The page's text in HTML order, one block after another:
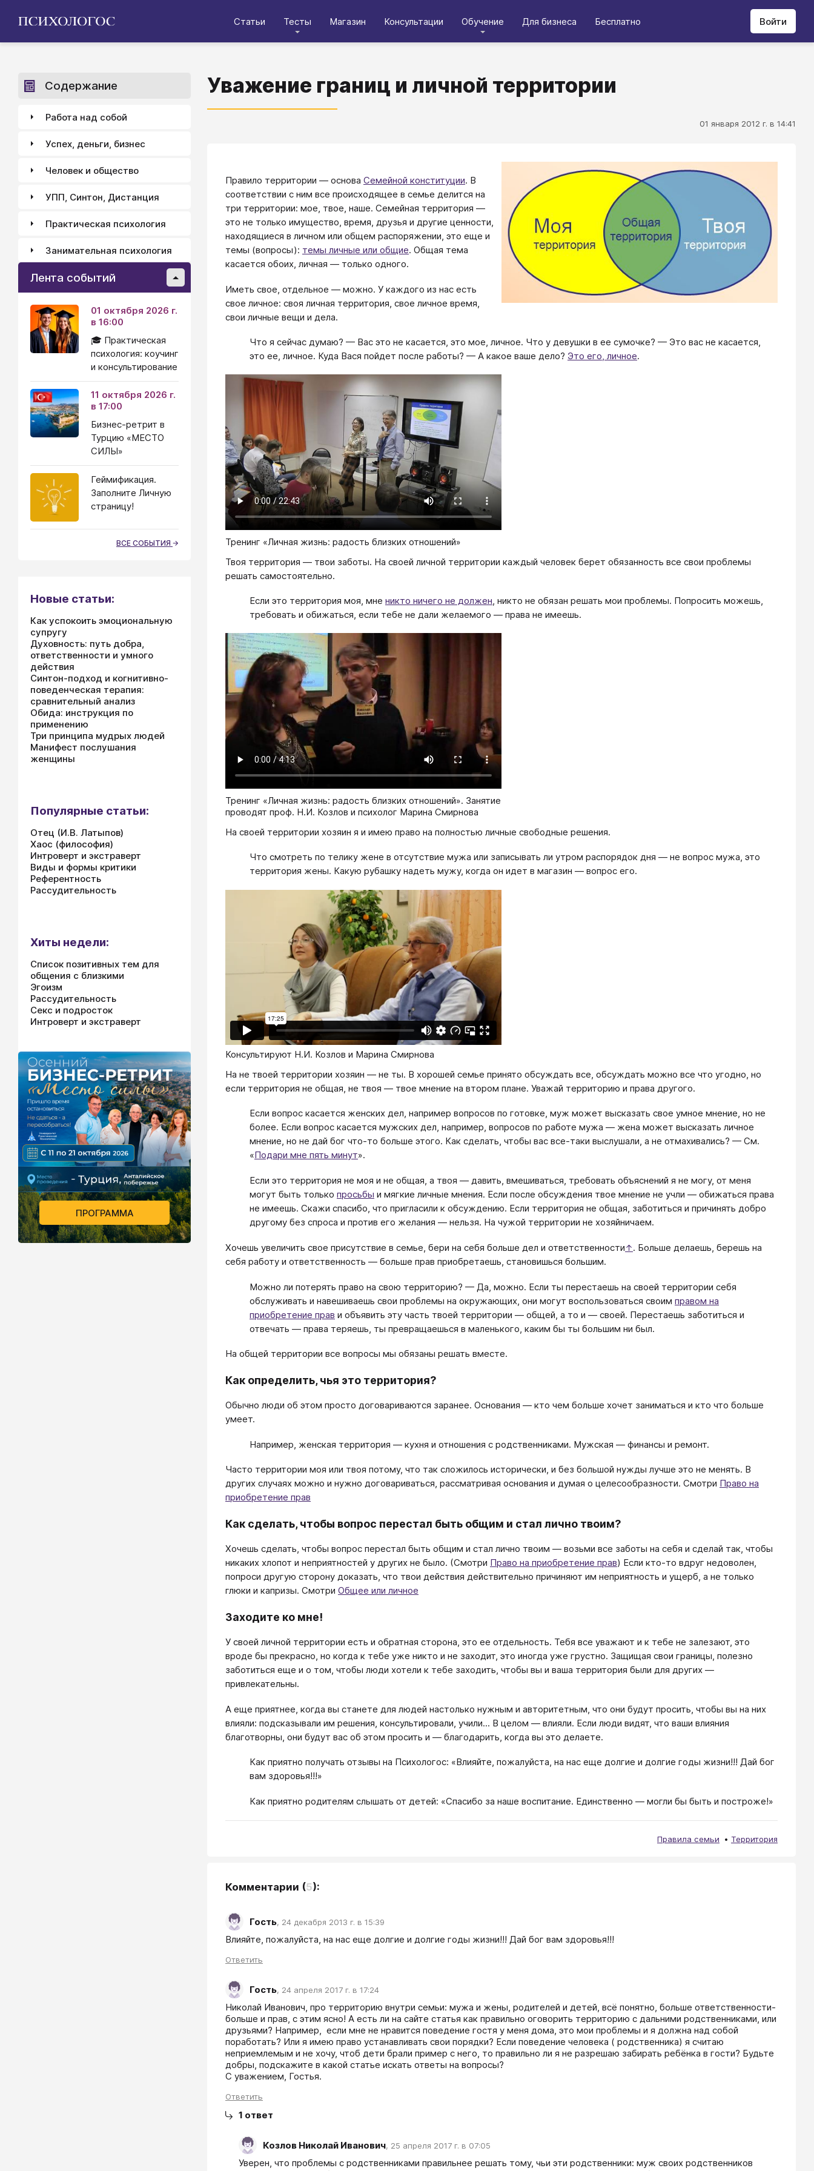
Статьи Тесты Магазин Консультации Обучение Для бизнеса Бесплатно Войти
Уважение границ и личной территории
01 января 2012 г. в 14:41
Правило территории — основа Семейной конституции. В
соответствии с ним все происходящее в семье делится на
три территории: мое, твое, наше. Семейная территория —
это не только имущество, время, друзья и другие ценности,
находящиеся в личном или общем распоряжении, это еще и
темы (вопросы): темы личные или общие. Общая тема
касается обоих, личная — только одного.
Иметь свое, отдельное — можно. У каждого из нас есть
свое личное: своя личная территория, свое личное время,
свои личные вещи и дела.
Что я сейчас думаю? — Вас это не касается, это мое, личное. Что у девушки в ее сумочке? — Это вас не касается,
это ее, личное. Куда Вася пойдет после работы? — А какое ваше дело? Это его, личное.
Тренинг «Личная жизнь: радость близких отношений»
Твоя территория — твои заботы. На своей личной территории каждый человек берет обязанность все свои проблемы
решать самостоятельно.
Если это территория моя, мне никто ничего не должен, никто не обязан решать мои проблемы. Попросить можешь,
требовать и обижаться, если тебе не дали желаемого — права не имеешь.
Тренинг «Личная жизнь: радость близких отношений». Занятие
проводят проф. Н.И. Козлов и психолог Марина Смирнова
На своей территории хозяин я и имею право на полностью личные свободные решения.
Что смотреть по телику жене в отсутствие мужа или записывать ли утром распорядок дня — не вопрос мужа, это
территория жены. Какую рубашку надеть мужу, когда он идет в магазин — вопрос его.
Консультируют Н.И. Козлов и Марина Смирнова
На не твоей территории хозяин — не ты. В хорошей семье принято обсуждать все, обсуждать можно все что угодно, но
если территория не общая, не твоя — твое мнение на втором плане. Уважай территорию и права другого.
Если вопрос касается женских дел, например вопросов по готовке, муж может высказать свое умное мнение, но не
более. Если вопрос касается мужских дел, например, вопросов по работе мужа — жена может высказать личное
мнение, но не дай бог что-то больше этого. Как сделать, чтобы вас все-таки выслушали, а не отмахивались? — См.
«Подари мне пять минут».
Если это территория не моя и не общая, а твоя — давить, вмешиваться, требовать объяснений я не могу, от меня
могут быть только просьбы и мягкие личные мнения. Если после обсуждения твое мнение не учли — обижаться права
не имеешь. Скажи спасибо, что пригласили к обсуждению. Если территория не общая, заботиться и причинять добро
другому без спроса и против его желания — нельзя. На чужой территории не хозяйничаем.
Хочешь увеличить свое присутствие в семье, бери на себя больше дел и ответственности↑. Больше делаешь, берешь на
себя работу и ответственность — больше прав приобретаешь, становишься большим.
Можно ли потерять право на свою территорию? — Да, можно. Если ты перестаешь на своей территории себя
обслуживать и навешиваешь свои проблемы на окружающих, они могут воспользоваться своим правом на
приобретение прав и объявить эту часть твоей территории — общей, а то и — своей. Перестаешь заботиться и
отвечать — права теряешь, ты превращаешься в маленького, каким бы ты большим ни был.
На общей территории все вопросы мы обязаны решать вместе.
Как определить, чья это территория?
Обычно люди об этом просто договариваются заранее. Основания — кто чем больше хочет заниматься и кто что больше
умеет.
Например, женская территория — кухня и отношения с родственниками. Мужская — финансы и ремонт.
Часто территории моя или твоя потому, что так сложилось исторически, и без большой нужды лучше это не менять. В
других случаях можно и нужно договариваться, рассматривая основания и думая о целесообразности. Смотри Право на
приобретение прав
Как сделать, чтобы вопрос перестал быть общим и стал лично твоим?
Хочешь сделать, чтобы вопрос перестал быть общим и стал лично твоим — возьми все заботы на себя и сделай так, чтобы
никаких хлопот и неприятностей у других не было. (Смотри Право на приобретение прав) Если кто-то вдруг недоволен,
попроси другую сторону доказать, что твои действия действительно причиняют им неприятность и ущерб, а не только
глюки и капризы. Смотри Общее или личное
Заходите ко мне!
У своей личной территории есть и обратная сторона, это ее отдельность. Тебя все уважают и к тебе не залезают, это
вроде бы прекрасно, но когда к тебе уже никто и не заходит, это иногда уже грустно. Защищая свои границы, полезно
заботиться еще и о том, чтобы люди хотели к тебе заходить, чтобы вы и ваша территория были для других —
привлекательны.
А еще приятнее, когда вы станете для людей настолько нужным и авторитетным, что они будут просить, чтобы вы на них
влияли: подсказывали им решения, консультировали, учили... В целом — влияли. Если люди видят, что ваши влияния
благотворны, они будут вас об этом просить и — благодарить, когда вы это делаете.
Как приятно получать отзывы на Психологос: «Влияйте, пожалуйста, на нас еще долгие и долгие годы жизни!!! Дай бог
вам здоровья!!!»
Как приятно родителям слышать от детей: «Спасибо за наше воспитание. Единственно — могли бы быть и построже!»
Правила семьи Территория
Комментарии (5):
Гость, 24 декабря 2013 г. в 15:39
Влияйте, пожалуйста, на нас еще долгие и долгие годы жизни!!! Дай бог вам здоровья!!!
Ответить
Гость, 24 апреля 2017 г. в 17:24
Николай Иванович, про территорию внутри семьи: мужа и жены, родителей и детей, всё понятно, больше ответственности-
больше и прав, с этим ясно! А есть ли на сайте статья как правильно оговорить территорию с дальними родственниками, или
друзьями? Например,  если мне не нравится поведение гостя у меня дома, это мои проблемы и я должна над собой
поработать? Или я имею право устанавливать свои порядки? Если поведение человека ( родственника) я считаю
неприемлемым и не хочу, чтоб дети брали пример с него, то правильно ли я не разрешаю забирать ребёнка в гости? Будьте
добры, подскажите в какой статье искать ответы на вопросы?
С уважением, Гостья.
Ответить
1 ответ
Козлов Николай Иванович, 25 апреля 2017 г. в 07:05
Уверен, что проблемы с родственниками правильнее решать тому, чьи эти родственники: муж своих родственников
Содержание
Работа над собой
Успех, деньги, бизнес
Человек и общество
УПП, Синтон, Дистанция
Практическая психология
Занимательная психология
Лента событий
01 октября 2026 г.
в 16:00
🎓 Практическая
психология: коучинг
и консультирование
11 октября 2026 г.
в 17:00
Бизнес-ретрит в
Турцию «МЕСТО
СИЛЫ»
Геймификация.
Заполните Личную
страницу!
ВСЕ СОБЫТИЯ
Новые статьи:
Как успокоить эмоциональную
супругу
Духовность: путь добра,
ответственности и умного
действия
Синтон-подход и когнитивно-
поведенческая терапия:
сравнительный анализ
Обида: инструкция по
применению
Три принципа мудрых людей
Манифест послушания
женщины
Популярные статьи:
Отец (И.В. Латыпов)
Хаос (философия)
Интроверт и экстраверт
Виды и формы критики
Референтность
Рассудительность
Хиты недели:
Список позитивных тем для
общения с близкими
Эгоизм
Рассудительность
Секс и подросток
Интроверт и экстраверт
ПРОГРАММА